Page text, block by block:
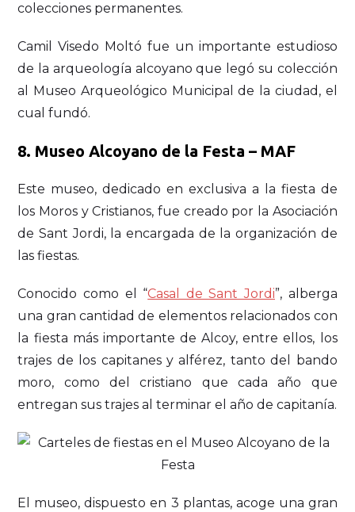
colecciones permanentes.
Camil Visedo Moltó fue un importante estudioso
de la arqueología alcoyano que legó su colección
al Museo Arqueológico Municipal de la ciudad, el
cual fundó.
8. Museo Alcoyano de la Festa – MAF
Este museo, dedicado en exclusiva a la fiesta de
los Moros y Cristianos, fue creado por la Asociación
de Sant Jordi, la encargada de la organización de
las fiestas.
Conocido como el “Casal de Sant Jordi”, alberga
una gran cantidad de elementos relacionados con
la fiesta más importante de Alcoy, entre ellos, los
trajes de los capitanes y alférez, tanto del bando
moro, como del cristiano que cada año que
entregan sus trajes al terminar el año de capitanía.
El museo, dispuesto en 3 plantas, acoge una gran